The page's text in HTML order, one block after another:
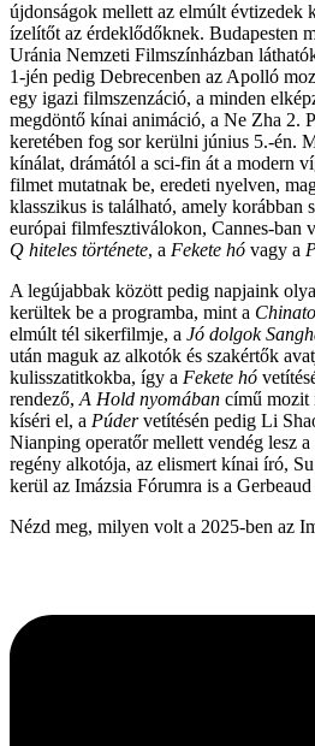
újdonságok mellett az elmúlt évtizedek
ízelítőt az érdeklődőknek. Budapesten
Uránia Nemzeti Filmszínházban
1-jén pedig Debrecenben az Apolló
egy igazi filmszenzáció, a minden
megdöntő kínai animáció, a Ne Zha 2.
keretében fog sor kerülni június 5.-én.
kínálat, drámától a sci-fin át a modern
filmet mutatnak be, eredeti nyelven,
klasszikus is található, amely korábban
európai filmfesztiválokon, Cannes-ban
Q hiteles története, a Fekete hó vagy a
A legújabbak között pedig napjaink
kerültek be a programba, mint a
elmúlt tél sikerfilmje, a Jó dolgok
után maguk az alkotók és szakértők
kulisszatitkokba, így a Fekete hó
rendező, A Hold nyomában című mozit
kíséri el, a Púdervetítésén pedig Li
Nianping operatőr mellett vendég lesz
regény alkotója, az elismert kínai író,
kerül az Imázsia Fórumra is a
Nézd meg, milyen volt a 2025-ben az